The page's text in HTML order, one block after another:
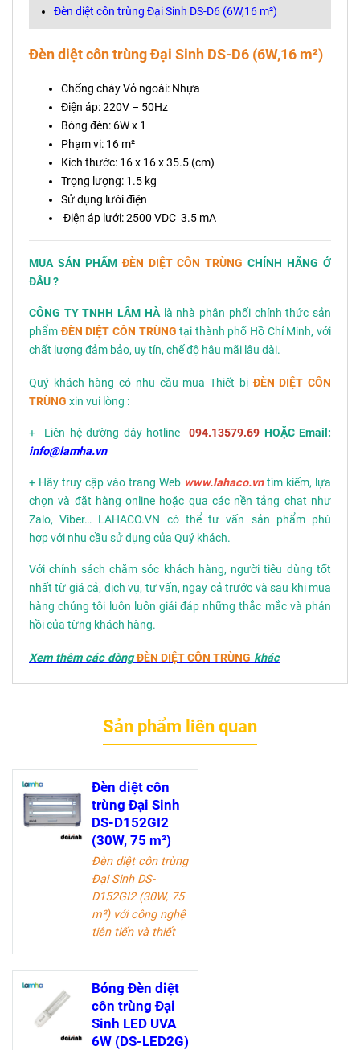
Đèn diệt côn trùng Đại Sinh DS-D6 (6W,16 m²)
Đèn diệt côn trùng Đại Sinh DS-D6 (6W,16 m²)
Chống cháy Vỏ ngoài: Nhựa
Điện áp: 220V – 50Hz
Bóng đèn: 6W x 1
Phạm vi: 16 m²
Kích thước: 16 x 16 x 35.5 (cm)
Trọng lượng: 1.5 kg
Sử dụng lưới điện
Điện áp lưới: 2500 VDC 3.5 mA
MUA SẢN PHẨMĐÈN DIỆT CÔN TRÙNG CHÍNH HÃNG Ở
ĐÂU ?
CÔNG TY TNHH LÂM HÀlà nhà phân phối chính thức sản
phẩm ĐÈN DIỆT CÔN TRÙNG tại thành phố Hồ Chí Minh, với
chất lượng đảm bảo, uy tín, chế độ hậu mãi lâu dài.
Quý khách hàng có nhu cầu mua Thiết bịĐÈN DIỆT CÔN
TRÙNG xin vui lòng :
+ Liên hệ đường dây hotline 094.13579.69 HOẶC Email:
info@lamha.vn
+ Hãy truy cập vào trang Web www.lahaco.vntìm kiếm, lựa
chọn và đặt hàng online hoặc qua các nền tảng chat như
Zalo, Viber… LAHACO.VN có thể tư vấn sản phẩm phù
hợp với nhu cầu sử dụng của Quý khách.
Với chính sách chăm sóc khách hàng, người tiêu dùng tốt
nhất từ giá cả, dịch vụ, tư vấn, ngay cả trước và sau khi mua
hàng chúng tôi luôn luôn giải đáp những thắc mắc và phản
hồi của từng khách hàng.
Xem thêm các dòng ĐÈN DIỆT CÔN TRÙNG khác
Sản phẩm liên quan
Đèn diệt côn
trùng Đại Sinh
DS-D152GI2
(30W, 75 m²)
Đèn diệt côn trùng
Đại Sinh DS-
D152GI2 (30W, 75
m²)với công nghệ
tiên tiến và thiết
tiêu diệt hiệu quả
côn trùng trong
không gian lên
đến 75 m². An
toàn cho sức
Bóng Đèn diệt
côn trùng Đại
Sinh LED UVA
6W (DS-LED2G)